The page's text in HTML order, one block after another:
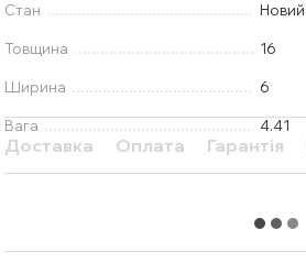
Стан Новий
Товщина 16
Ширина 6
Вага 4.41
Доставка Оплата Гарантія